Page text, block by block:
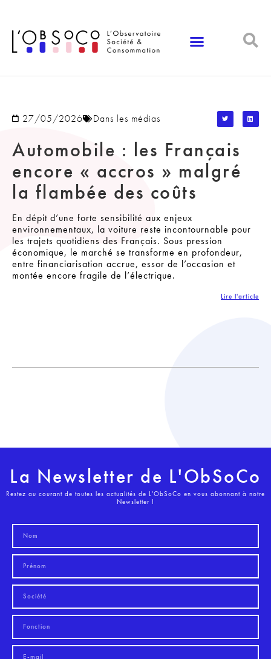
27/05/2026 Dans les médias
Automobile : les Français
encore « accros » malgré
la flambée des coûts
En dépit d’une forte sensibilité aux enjeux
environnementaux, la voiture reste incontournable pour
les trajets quotidiens des Français. Sous pression
économique, le marché se transforme en profondeur,
entre financiarisation accrue, essor de l’occasion et
montée encore fragile de l’électrique.
Lire l'article
La Newsletter de L'ObSoCo
Restez au courant de toutes les actualités de L'ObSoCo en vous abonnant à notre
Newsletter !